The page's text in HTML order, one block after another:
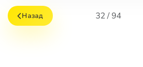
Назад 32 / 94